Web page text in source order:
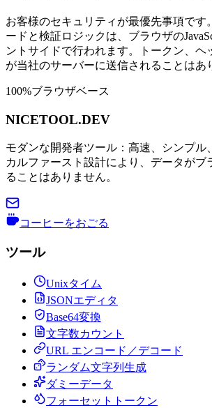
お客様のセキュリティが最優先事項です
ードと検証ロジックは、ブラウザの
ントサイドで行われます。トークン、ヘ
が当社のサーバーに送信されることはあ
100%ブラウザベース
NICETOOL.DEV
モダンな開発者ツール：高速、シンプル
カルファースト設計により、データがブ
ることはありません。
コーヒーをおごる
ツール
Unixタイム
JSONエディタ
Base64変換
文字数カウント
URL エンコード／デコード
ランダム文字列生成
ダミーデータ
フォーセットトークン